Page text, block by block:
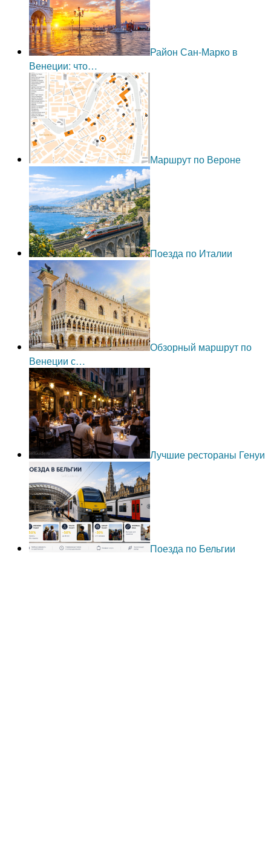
Район Сан-Марко в
Венеции: что…
Маршрут по Вероне
Поезда по Италии
Обзорный маршрут по
Венеции с…
Лучшие рестораны Генуи
Поезда по Бельгии